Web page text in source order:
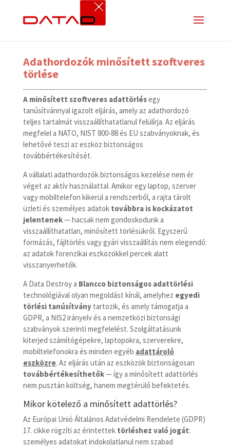
Adathordozók minősített szoftveres
törlése
A minősített szoftveres adattörlésegy
tanúsítvánnyal igazolt eljárás, amely az adathordozó
teljes tartalmát visszaállíthatatlanul felülírja. Az eljárás
megfelel a NATO, NIST 800-88 és EU szabványoknak, és
lehetővé teszi az eszköz biztonságos
továbbértékesítését.
A vállalati adathordozók biztonságos kezelése nem ér
véget az aktív használattal. Amikor egy laptop, szerver
vagy mobiltelefon kikerül a rendszerből, a rajta tárolt
üzleti és személyes adatok továbbra is kockázatot
jelentenek— hacsak nem gondoskodunk a
visszaállíthatatlan, minősített törlésükről. Egyszerű
formázás, fájltörlés vagy gyári visszaállítás nem elegendő:
az adatok forenzikai eszközökkel percek alatt
visszanyerhetők.
A Data Destroy a Blancco biztonságos adattörlési
technológiával olyan megoldást kínál, amelyhez egyedi
törlési tanúsítványtartozik, és amely támogatja a
GDPR, a NIS2 irányelv és a nemzetközi biztonsági
szabványok szerinti megfelelést. Szolgáltatásunk
kiterjed számítógépekre, laptopokra, szerverekre,
mobiltelefonokra és minden egyéb adattároló
eszközre. Az eljárás után az eszközök biztonságosan
továbbértékesíthetők— így a minősített adattörlés
nem pusztán költség, hanem megtérülő befektetés.
Mikor kötelező a minősített adattörlés?
Az Európai Unió Általános Adatvédelmi Rendelete (GDPR)
17. cikke rögzíti az érintettek törléshez való jogát:
személyes adatokat indokolatlanul nem szabad